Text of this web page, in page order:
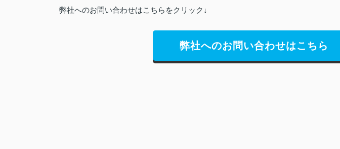
弊社へのお問い合わせはこちらをクリック↓
弊社へのお問い合わせはこちら